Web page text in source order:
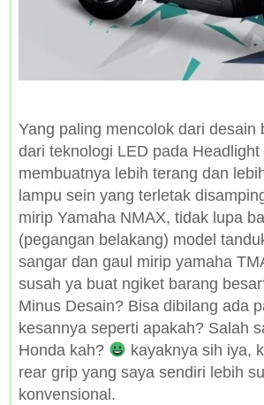
Yang paling mencolok dari desain
dari teknologi LED pada Headlight
membuatnya lebih terang dan
lampu sein yang terletak
mirip Yamaha NMAX, tidak lupa
(pegangan belakang) model
sangar dan gaul mirip yamaha
susah ya buat ngiket barang
Minus Desain? Bisa dibilang ada
kesannya seperti apakah? Salah
Honda kah?
kayaknya sih iya,
rear grip yang saya sendiri lebih
konvensional.